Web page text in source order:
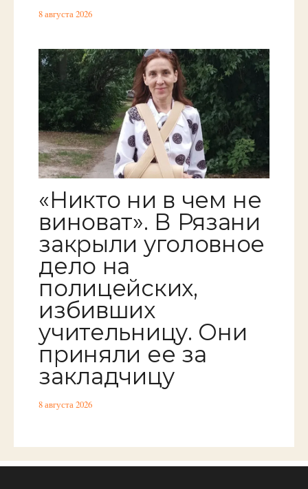
8 августа 2026
«Никто ни в чем не
виноват». В Рязани
закрыли уголовное
дело на
полицейских,
избивших
учительницу. Они
приняли ее за
закладчицу
8 августа 2026